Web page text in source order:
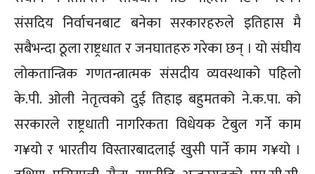
संसदिय निर्वाचनबाट बनेका सरकारहरुले इतिहास मै
सबैभन्दा ठूला राष्ट्रधात र जनघातहरु गरेका छन् । यो संघीय
लोकतान्त्रिक गणतन्त्रात्मक संसदीय व्यवस्थाको पहिलो
के.पी. ओली नेतृत्वको दुई तिहाइ बहुमतको ने.क.पा. को
सरकारले राष्ट्रधाती नागरिकता विधेयक टेबुल गर्ने काम
ग¥यो र भारतीय विस्तारबादलाई खुसी पार्ने काम ग¥यो ।